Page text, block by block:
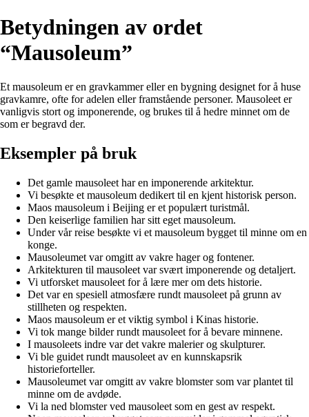
Betydningen av ordet
“Mausoleum”
Et mausoleum er en gravkammer eller en bygning designet for å huse
gravkamre, ofte for adelen eller framstående personer. Mausoleet er
vanligvis stort og imponerende, og brukes til å hedre minnet om de
som er begravd der.
Eksempler på bruk
Det gamle mausoleet har en imponerende arkitektur.
Vi besøkte et mausoleum dedikert til en kjent historisk person.
Maos mausoleum i Beijing er et populært turistmål.
Den keiserlige familien har sitt eget mausoleum.
Under vår reise besøkte vi et mausoleum bygget til minne om en
konge.
Mausoleumet var omgitt av vakre hager og fontener.
Arkitekturen til mausoleet var svært imponerende og detaljert.
Vi utforsket mausoleet for å lære mer om dets historie.
Det var en spesiell atmosfære rundt mausoleet på grunn av
stillheten og respekten.
Maos mausoleum er et viktig symbol i Kinas historie.
Vi tok mange bilder rundt mausoleet for å bevare minnene.
I mausoleets indre var det vakre malerier og skulpturer.
Vi ble guidet rundt mausoleet av en kunnskapsrik
historieforteller.
Mausoleumet var omgitt av vakre blomster som var plantet til
minne om de avdøde.
Vi la ned blomster ved mausoleet som en gest av respekt.